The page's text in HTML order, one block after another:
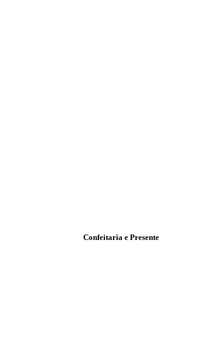
Confeitaria e Presente